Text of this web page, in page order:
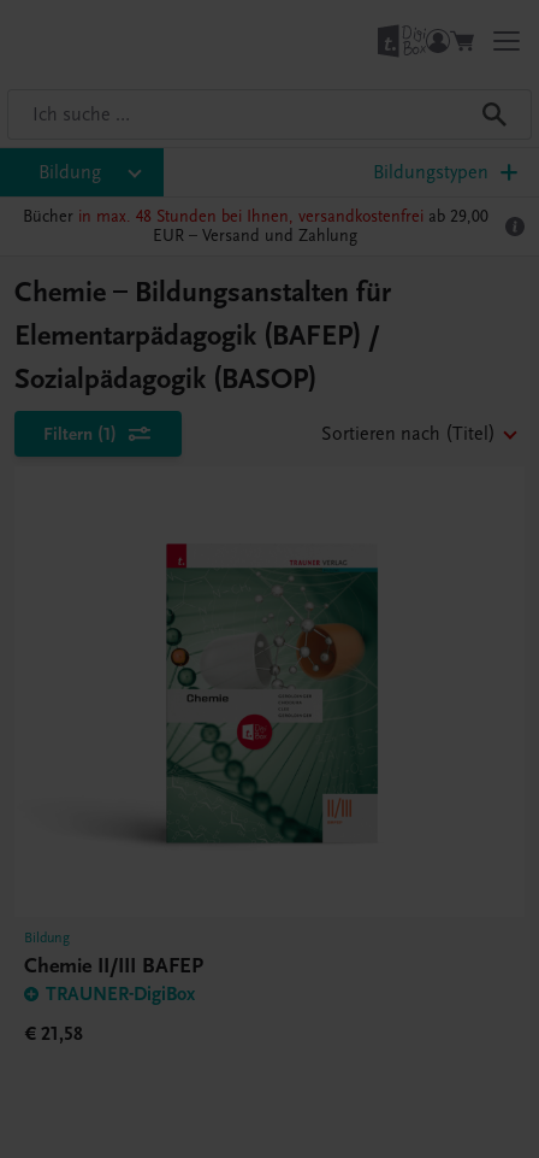
Bildung Bildungstypen
Bücher in max. 48 Stunden bei Ihnen, versandkostenfrei ab 29,00
EUR – Versand und Zahlung
Chemie – Bildungsanstalten für
Elementarpädagogik (BAFEP) /
Sozialpädagogik (BASOP)
Filtern (1) Sortieren nach (Titel)
Bildung
Chemie II/III BAFEP
TRAUNER-DigiBox
€ 21,58